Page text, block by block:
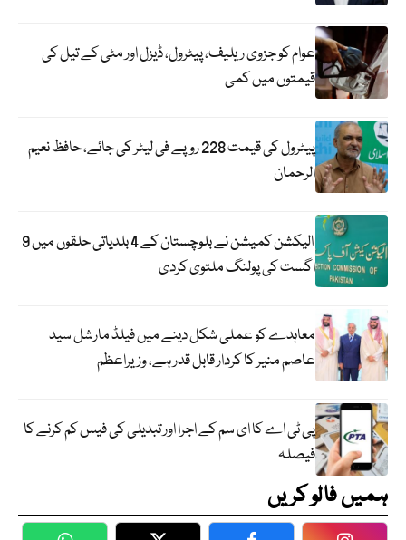
عوام کو جزوی ریلیف، پیٹرول، ڈیزل اور مٹی کے تیل کی
قیمتوں میں کمی
پیٹرول کی قیمت 228 روپے فی لیٹر کی جائے، حافظ نعیم
الرحمان
الیکشن کمیشن نے بلوچستان کے 4 بلدیاتی حلقوں میں 9
اگست کی پولنگ ملتوی کردی
معاہدے کو عملی شکل دینے میں فیلڈ مارشل سید
عاصم منیر کا کردار قابل قدر ہے، وزیراعظم
پی ٹی اے کا ای سم کے اجرا اور تبدیلی کی فیس کم کرنے کا
فیصلہ
ہمیں فالو کریں